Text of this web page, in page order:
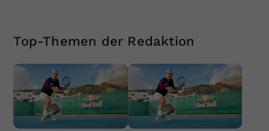
Top-Themen der Redaktion